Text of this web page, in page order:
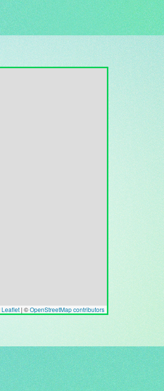
Leaflet | ©OpenStreetMap contributors